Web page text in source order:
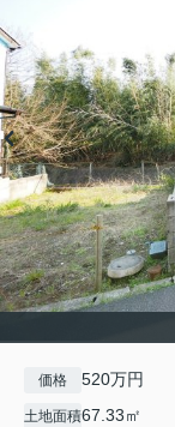
価格 520万円
土地面積67.33㎡